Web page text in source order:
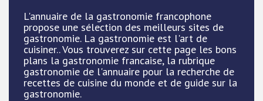
L'annuaire de la gastronomie francophone
propose une sélection des meilleurs sites de
gastronomie. La gastronomie est l'art de
cuisiner.. Vous trouverez sur cette page les bons
plans la gastronomie francaise, la rubrique
gastronomie de l'annuaire pour la recherche de
recettes de cuisine du monde et de guide sur la
gastronomie.